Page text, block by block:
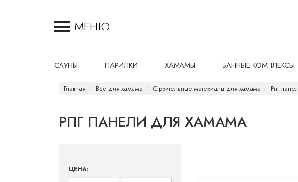
МЕНЮ
САУНЫ ПАРИЛКИ ХАМАМЫ БАННЫЕ КОМПЛЕКСЫ
Главная Все для хамама Строительные материалы для хамама Рпг
РПГ ПАНЕЛИ ДЛЯ ХАМАМА
ЦЕНА: